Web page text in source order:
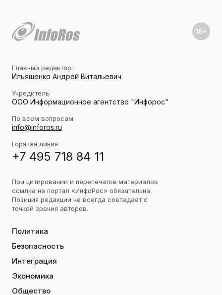
Главный редактор:
Ильяшенко Андрей Витальевич
Учредитель:
ООО Информационное агентство "Инфорос"
По всем вопросам
info@inforos.ru
Горячая линия
+7 495 718 84 11
При цитировании и перепечатке материалов
ссылка на портал «ИнфоРос» обязательна.
Позиция редакции не всегда совпадает с
точкой зрения авторов.
Политика
Безопасность
Интеграция
Экономика
Общество